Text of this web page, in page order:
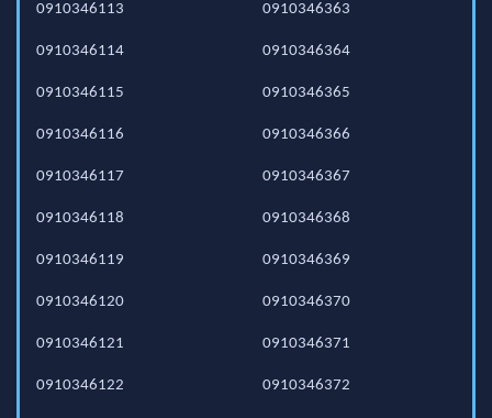
0910346113
0910346114
0910346115
0910346116
0910346117
0910346118
0910346119
0910346120
0910346121
0910346122
0910346363
0910346364
0910346365
0910346366
0910346367
0910346368
0910346369
0910346370
0910346371
0910346372